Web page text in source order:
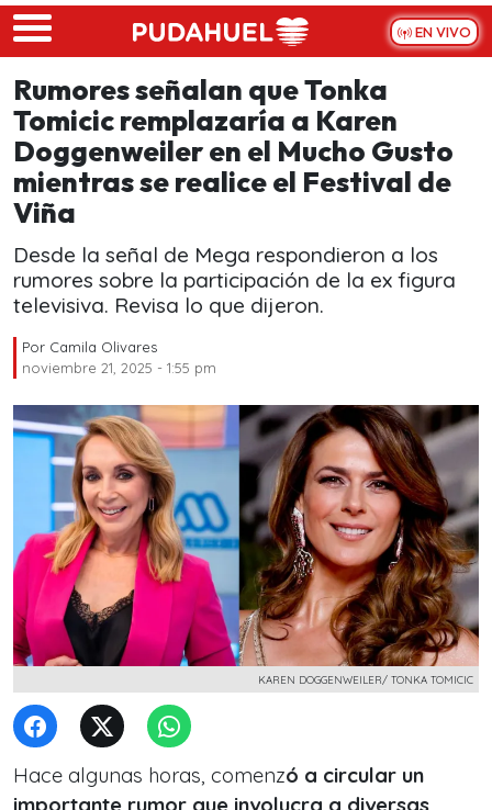
Skip to main content
EN VIVO
Rumores señalan que Tonka
Tomicic remplazaría a Karen
Doggenweiler en el Mucho Gusto
mientras se realice el Festival de
Viña
Desde la señal de Mega respondieron a los
rumores sobre la participación de la ex figura
televisiva. Revisa lo que dijeron.
Por Camila Olivares
noviembre 21, 2025 - 1:55 pm
KAREN DOGGENWEILER/ TONKA TOMICIC
Hace algunas horas, comenzó a circular un